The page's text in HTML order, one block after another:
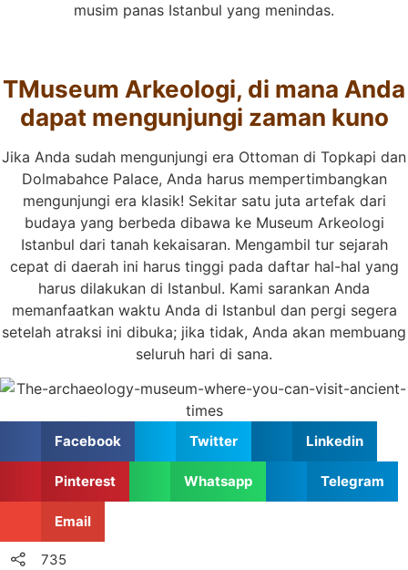
musim panas Istanbul yang menindas.
TMuseum Arkeologi, di mana Anda
dapat mengunjungi zaman kuno
Jika Anda sudah mengunjungi era Ottoman di Topkapi dan
Dolmabahce Palace, Anda harus mempertimbangkan
mengunjungi era klasik! Sekitar satu juta artefak dari
budaya yang berbeda dibawa ke Museum Arkeologi
Istanbul dari tanah kekaisaran. Mengambil tur sejarah
cepat di daerah ini harus tinggi pada daftar hal-hal yang
harus dilakukan di Istanbul. Kami sarankan Anda
memanfaatkan waktu Anda di Istanbul dan pergi segera
setelah atraksi ini dibuka; jika tidak, Anda akan membuang
seluruh hari di sana.
Facebook Twitter Linkedin
Pinterest Whatsapp Telegram
Email
735